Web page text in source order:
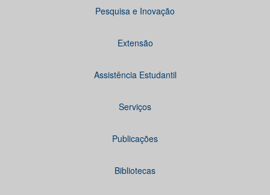
Pesquisa e Inovação
Extensão
Assistência Estudantil
Serviços
Publicações
Bibliotecas